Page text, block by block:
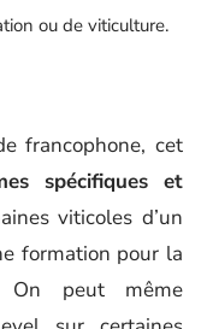
ou de viticulture.
francophone, cet
spécifiques et
viticoles d’un
formation pour la
On peut même